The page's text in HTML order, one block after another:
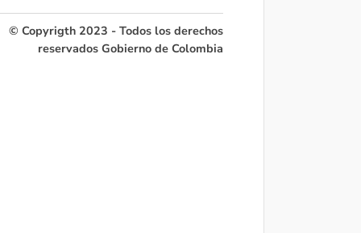
© Copyrigth 2023 - Todos los derechos
reservados Gobierno de Colombia